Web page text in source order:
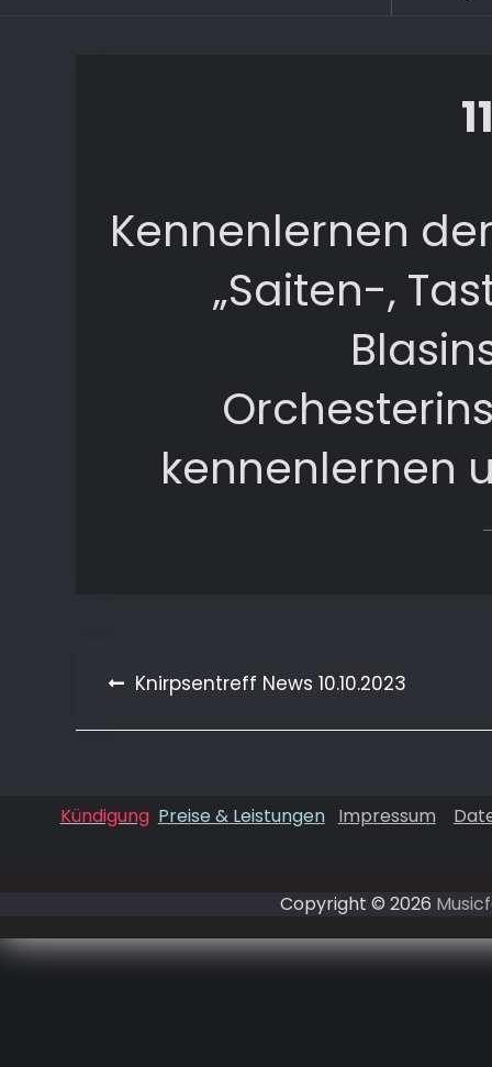
Kennenlernen
„Saiten-,
kennenlernen
Beitragsnavigation
Knirpsentreff News 10.10.2023
Kündigung Preise & Leistungen Impressum
Copyright © 2026